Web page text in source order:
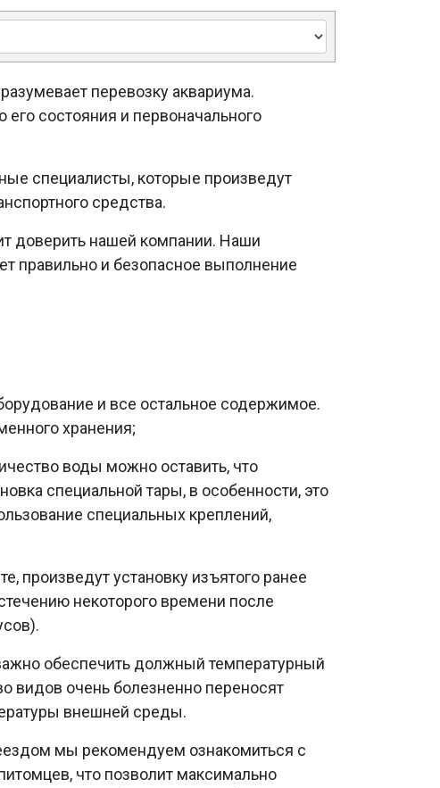
перевозку аквариума.
состояния и первоначального
специалисты, которые произведут
средства.
доверить нашей компании. Наши
правильно и безопасное выполнение
и все остальное содержимое.
хранения;
воды можно оставить, что
специальной тары, в особенности, это
специальных креплений,
произведут установку изъятого ранее
некоторого времени после
обеспечить должный температурный
видов очень болезненно переносят
внешней среды.
мы рекомендуем ознакомиться с
что позволит максимально